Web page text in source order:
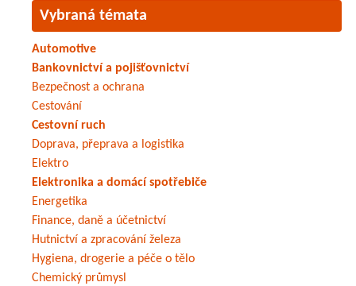
Vybraná témata
Automotive
Bankovnictví a pojišťovnictví
Bezpečnost a ochrana
Cestování
Cestovní ruch
Doprava, přeprava a logistika
Elektro
Elektronika a domácí spotřebiče
Energetika
Finance, daně a účetnictví
Hutnictví a zpracování železa
Hygiena, drogerie a péče o tělo
Chemický průmysl